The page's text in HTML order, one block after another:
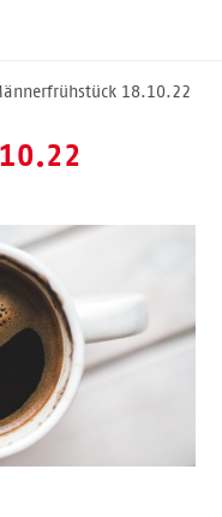
18.10.22